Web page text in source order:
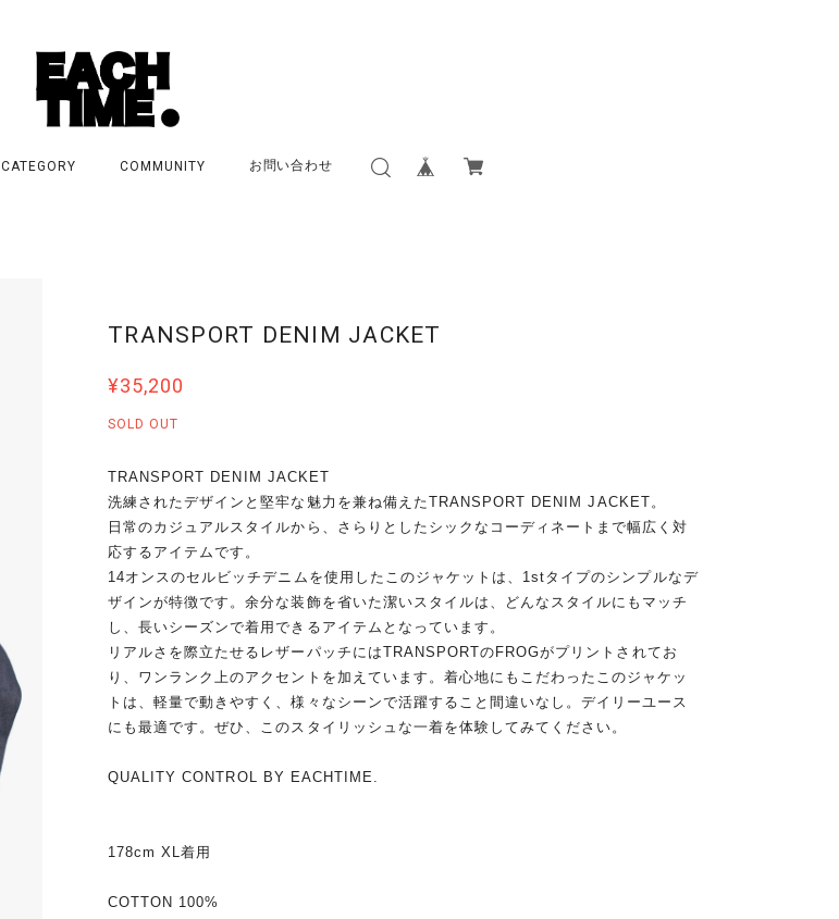
CATEGORY COMMUNITY お問い合わせ
TRANSPORT DENIM JACKET
¥35,200
SOLD OUT
TRANSPORT DENIM JACKET
洗練されたデザインと堅牢な魅力を兼ね備えたTRANSPORT DENIM JACKET。
日常のカジュアルスタイルから、さらりとしたシックなコーディネートまで幅広く対
応するアイテムです。
14オンスのセルビッチデニムを使用したこのジャケットは、1stタイプのシンプルなデ
ザインが特徴です。余分な装飾を省いた潔いスタイルは、どんなスタイルにもマッチ
し、長いシーズンで着用できるアイテムとなっています。
リアルさを際立たせるレザーパッチにはTRANSPORTのFROGがプリントされてお
り、ワンランク上のアクセントを加えています。着心地にもこだわったこのジャケッ
トは、軽量で動きやすく、様々なシーンで活躍すること間違いなし。デイリーユース
にも最適です。ぜひ、このスタイリッシュな一着を体験してみてください。
QUALITY CONTROL BY EACHTIME.
178cm XL着用
COTTON 100%